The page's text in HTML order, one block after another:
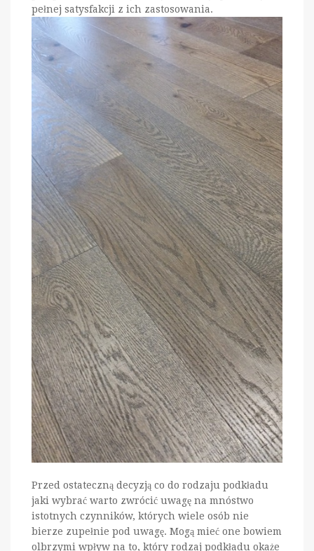
pełnej satysfakcji z ich zastosowania.
Przed ostateczną decyzją co do rodzaju podkładu
jaki wybrać warto zwrócić uwagę na mnóstwo
istotnych czynników, których wiele osób nie
bierze zupełnie pod uwagę. Mogą mieć one bowiem
olbrzymi wpływ na to, który rodzaj podkładu okaże